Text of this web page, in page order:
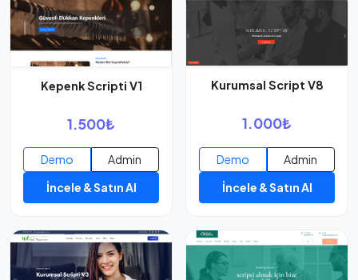
Kepenk Scripti V1
1.500₺
Demo
Admin
İncele & Satın Al
Kurumsal Script V8
1.000₺
Demo
Admin
İncele & Satın Al